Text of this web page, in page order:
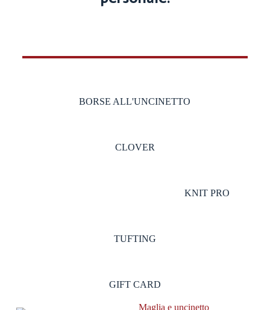
BORSE ALL'UNCINETTO
CLOVER
KNIT PRO
TUFTING
GIFT CARD